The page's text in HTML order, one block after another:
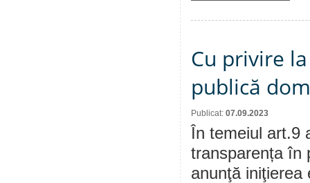
Cu privire
publică
Publicat: 07.09.2023
În temeiul art.9
transparența în
anunţă iniţierea